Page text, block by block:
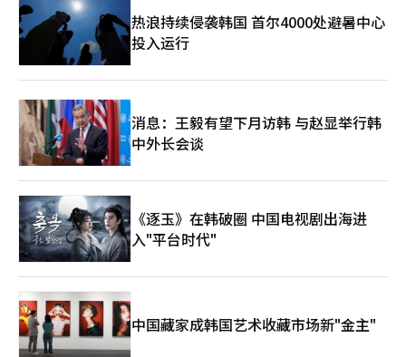
员金善英表示：“我们通过自主研发，在保证品质的同时，降低生
产成本和时间。这正是我们与韩国其他红参品牌的差异所在。”
为确保原料安全，每一株人参都实行条码管理，以便追溯人参型号
节，正官庄关注每一个细节，从药材的土壤分析到安全性评估，再
到干燥后的质量把控，每一步都力求完美。 ◆深耕中国市场 定制
化产品满足消费者需求 目前，正官庄在中国、美国等地设有五家
海外法人。其中，中国法人在各地设立营业办事处，根据各地区特
消费者的多元化需求，中国法人不断推出和更新产品，打造热销品
牌。此外，公司不仅通过中药店、药房等传统渠道销售，还积极开
拓线上销售及高端市场等新兴渠道。 正官庄明星产品“Everytime
红参浆”深受中国消费者喜爱。在中国市场，公司不仅推出了原版
Everytime产品，还陆续推出添加牡蛎肽、灵芝和黄芪等天然成分
的多款新品，以更好满足本地消费者需求。 此外，正官庄还强化
面向访韩外籍游客的免税店专供产品线。在免税渠道，正官庄推出
了两款以韩国代表性六年根红参为基础、融合梨浓缩液和汉拿峰柑
橘浓缩液的“Everytime 梨味·汉拿峰味”新品，以迎合外籍游客
偏好体验当地独有风味的消费需求。
热浪持续侵袭韩国 首尔4000处避暑中心
投入运行
消息：王毅有望下月访韩 与赵显举行韩
中外长会谈
《逐玉》在韩破圈 中国电视剧出海进
入"平台时代"
中国藏家成韩国艺术收藏市场新"金主"